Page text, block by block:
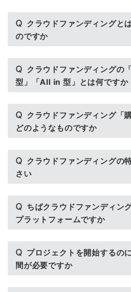
Q クラウドファンディングと
のですか
Q クラウドファンディング
型」「All in 型」とは何ですか
Q クラウドファンディング「
どのようなものですか
Q クラウドファンディングの
さい
Q ちばクラウドファンディン
プラットフォームですか
Q プロジェクトを開始するの
間が必要ですか